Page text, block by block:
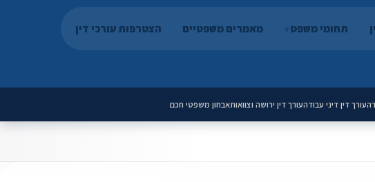
תחומי משפט מאמרים משפטיים הצטרפות עורכי דין
עורך דין דיני עבודהעורך דין ירושה וצוואותאבחון משפטי חכם